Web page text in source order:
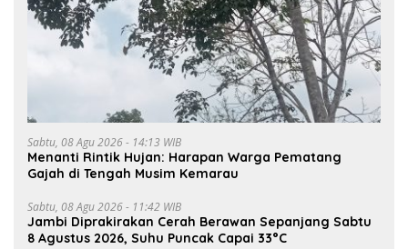
Sabtu, 08 Agu 2026 - 14:13 WIB
Menanti Rintik Hujan: Harapan Warga Pematang
Gajah di Tengah Musim Kemarau
Sabtu, 08 Agu 2026 - 11:42 WIB
Jambi Diprakirakan Cerah Berawan Sepanjang Sabtu
8 Agustus 2026, Suhu Puncak Capai 33°C